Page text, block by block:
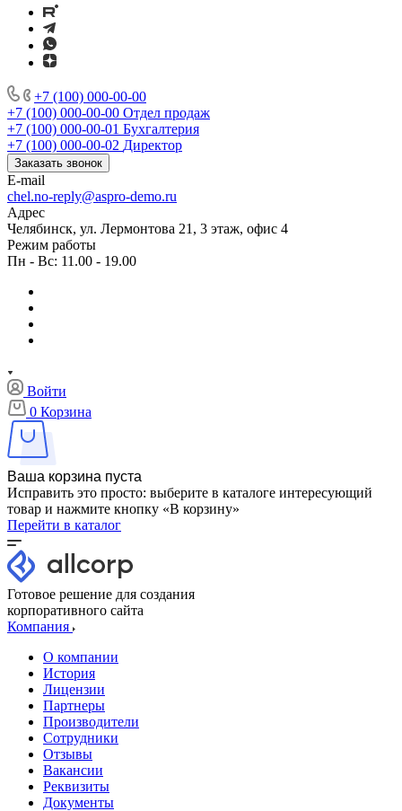
+7 (100) 000-00-00
+7 (100) 000-00-00 Отдел продаж
+7 (100) 000-00-01 Бухгалтерия
+7 (100) 000-00-02 Директор
Заказать звонок
E-mail
chel.no-reply@aspro-demo.ru
Адрес
Челябинск, ул. Лермонтова 21, 3 этаж, офис 4
Режим работы
Пн - Вс: 11.00 - 19.00
Войти
0 Корзина
Ваша корзина пуста
Исправить это просто: выберите в каталоге интересующий
товар и нажмите кнопку «В корзину»
Перейти в каталог
Готовое решение для создания
корпоративного сайта
Компания
О компании
История
Лицензии
Партнеры
Производители
Сотрудники
Отзывы
Вакансии
Реквизиты
Документы